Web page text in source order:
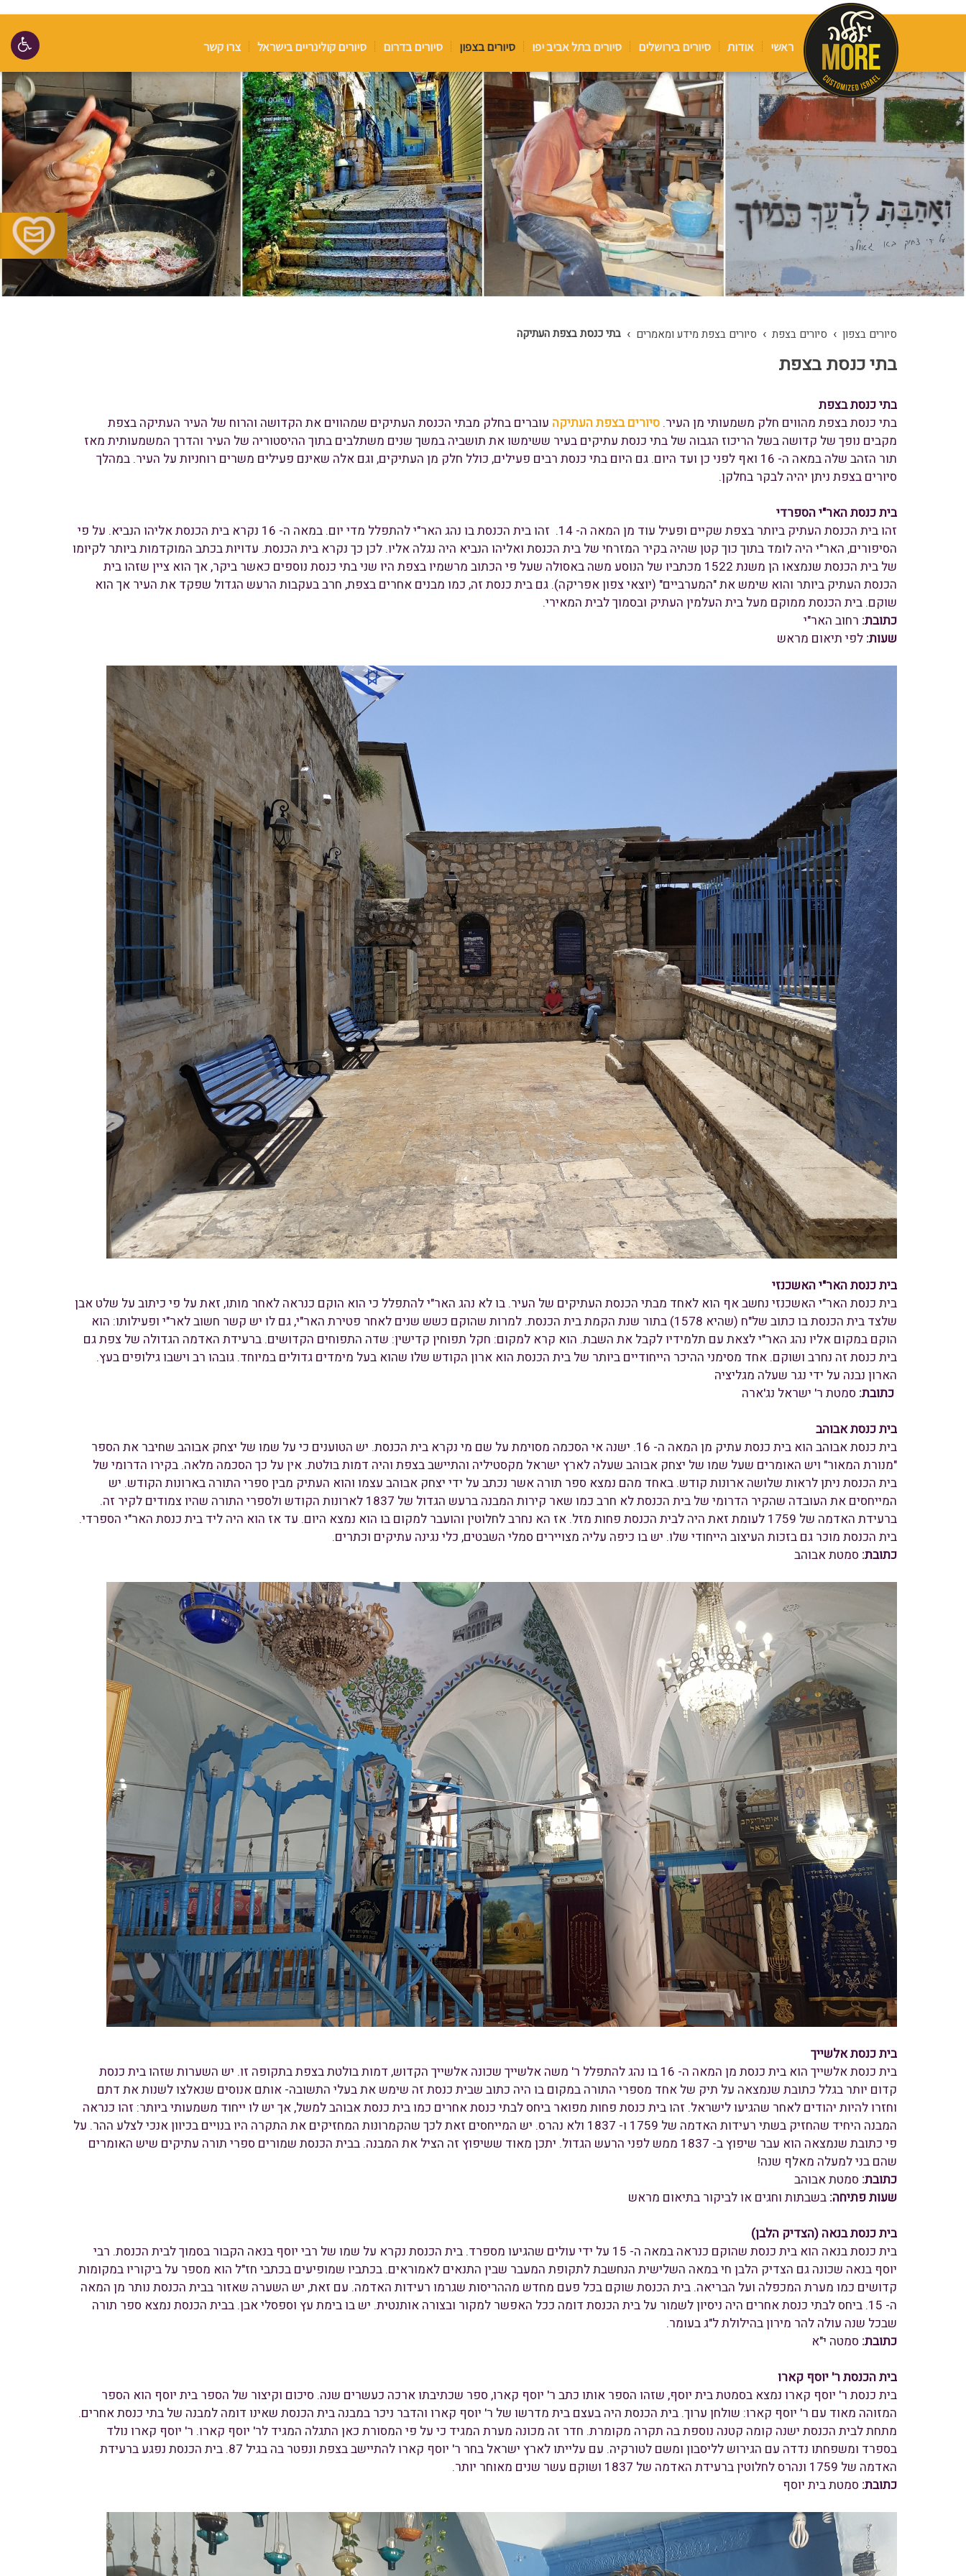
ראשי אודות סיורים בירושלים סיורים בתל אביב יפו סיורים בצפון סיורים בדרום סיורים קולינריים בישראל צרו קשר
סיורים בצפון › סיורים בצפת › סיורים בצפת מידע ומאמרים › בתי כנסת בצפת העתיקה
בתי כנסת בצפת
בתי כנסת בצפת
בתי כנסת בצפת מהווים חלק משמעותי מן העיר. סיורים בצפת העתיקה עוברים בחלק מבתי הכנסת העתיקים שמהווים את הקדושה והרוח של העיר העתיקה בצפת
מקבים נופך של קדושה בשל הריכוז הגבוה של בתי כנסת עתיקים בעיר ששימשו את תושביה במשך שנים משתלבים בתוך ההיסטוריה של העיר והדרך המשמעותית מאז
תור הזהב שלה במאה ה- 16 ואף לפני כן ועד היום. גם היום בתי כנסת רבים פעילים, כולל חלק מן העתיקים, וגם אלה שאינם פעילים משרים רוחניות על העיר. במהלך
סיורים בצפת ניתן יהיה לבקר בחלקן.
בית כנסת האר"י הספרדי
זהו בית הכנסת העתיק ביותר בצפת שקיים ופעיל עוד מן המאה ה- 14. זהו בית הכנסת בו נהג האר"י להתפלל מדי יום. במאה ה- 16 נקרא בית הכנסת אליהו הנביא. על פי
הסיפורים, האר"י היה לומד בתוך כוך קטן שהיה בקיר המזרחי של בית הכנסת ואליהו הנביא היה נגלה אליו. לכן כך נקרא בית הכנסת. עדויות בכתב המוקדמות ביותר לקיומו
של בית הכנסת שנמצאו הן משנת 1522 מכתביו של הנוסע משה באסולה שעל פי הכתוב מרשמיו בצפת היו שני בתי כנסת נוספים כאשר ביקר, אך הוא ציין שזהו בית
הכנסת העתיק ביותר והוא שימש את "המערביים" (יוצאי צפון אפריקה). גם בית כנסת זה, כמו מבנים אחרים בצפת, חרב בעקבות הרעש הגדול שפקד את העיר אך הוא
שוקם. בית הכנסת ממוקם מעל בית העלמין העתיק ובסמוך לבית המאירי.
כתובת: רחוב האר"י
שעות: לפי תיאום מראש
בית כנסת האר"י האשכנזי
בית כנסת האר"י האשכנזי נחשב אף הוא לאחד מבתי הכנסת העתיקים של העיר. בו לא נהג האר"י להתפלל כי הוא הוקם כנראה לאחר מותו, זאת על פי כיתוב על שלט אבן
שלצד בית הכנסת בו כתוב של"ח (שהיא 1578) בתור שנת הקמת בית הכנסת. למרות שהוקם כשש שנים לאחר פטירת האר"י, גם לו יש קשר חשוב לאר"י ופעילותו: הוא
הוקם במקום אליו נהג האר"י לצאת עם תלמידיו לקבל את השבת. הוא קרא למקום: חקל תפוחין קדישין: שדה התפוחים הקדושים. ברעידת האדמה הגדולה של צפת גם
בית כנסת זה נחרב ושוקם. אחד מסימני ההיכר הייחודיים ביותר של בית הכנסת הוא ארון הקודש שלו שהוא בעל מימדים גדולים במיוחד. גובהו רב וישבו גילופים בעץ.
הארון נבנה על ידי נגר שעלה מגליציה
כתובת: סמטת ר' ישראל נג'ארה
בית כנסת אבוהב
בית כנסת אבוהב הוא בית כנסת עתיק מן המאה ה- 16. ישנה אי הסכמה מסוימת על שם מי נקרא בית הכנסת. יש הטוענים כי על שמו של יצחק אבוהב שחיבר את הספר
"מנורת המאור" ויש האומרים שעל שמו של יצחק אבוהב שעלה לארץ ישראל מקסטיליה והתיישב בצפת והיה דמות בולטת. אין על כך הסכמה מלאה. בקירו הדרומי של
בית הכנסת ניתן לראות שלושה ארונות קודש. באחד מהם נמצא ספר תורה אשר נכתב על ידי יצחק אבוהב עצמו והוא העתיק מבין ספרי התורה בארונות הקודש. יש
המייחסים את העובדה שהקיר הדרומי של בית הכנסת לא חרב כמו שאר קירות המבנה ברעש הגדול של 1837 לארונות הקודש ולספרי התורה שהיו צמודים לקיר זה.
ברעידת האדמה של 1759 לעומת זאת היה לבית הכנסת פחות מזל. אז הא נחרב לחלוטין והועבר למקום בו הוא נמצא היום. עד אז הוא היה ליד בית כנסת האר"י הספרדי.
בית הכנסת מוכר גם בזכות העיצוב הייחודי שלו. יש בו כיפה עליה מצויירים סמלי השבטים, כלי נגינה עתיקים וכתרים.
כתובת: סמטת אבוהב
בית כנסת אלשייך
בית כנסת אלשייך הוא בית כנסת מן המאה ה- 16 בו נהג להתפלל ר' משה אלשייך שכונה אלשייך הקדוש, דמות בולטת בצפת בתקופה זו. יש השערות שזהו בית כנסת
קדום יותר בגלל כתובת שנמצאה על תיק של אחד מספרי התורה במקום בו היה כתוב שבית כנסת זה שימש את בעלי התשובה- אותם אנוסים שנאלצו לשנות את דתם
וחזרו להיות יהודים לאחר שהגיעו לישראל. זהו בית כנסת פחות מפואר ביחס לבתי כנסת אחרים כמו בית כנסת אבוהב למשל, אך יש לו ייחוד משמעותי ביותר: זהו כנראה
המבנה היחיד שהחזיק בשתי רעידות האדמה של 1759 ו- 1837 ולא נהרס. יש המייחסים זאת לכך שהקמרונות המחזיקים את התקרה היו בנויים בכיוון אנכי לצלע ההר. על
פי כתובת שנמצאה הוא עבר שיפוץ ב- 1837 ממש לפני הרעש הגדול. יתכן מאוד ששיפוץ זה הציל את המבנה. בבית הכנסת שמורים ספרי תורה עתיקים שיש האומרים
שהם בני למעלה מאלף שנה!
כתובת: סמטת אבוהב
שעות פתיחה: בשבתות וחגים או לביקור בתיאום מראש
בית כנסת בנאה (הצדיק הלבן)
בית כנסת בנאה הוא בית כנסת שהוקם כנראה במאה ה- 15 על ידי עולים שהגיעו מספרד. בית הכנסת נקרא על שמו של רבי יוסף בנאה הקבור בסמוך לבית הכנסת. רבי
יוסף בנאה שכונה גם הצדיק הלבן חי במאה השלישית הנחשבת לתקופת המעבר שבין התנאים לאמוראים. בכתביו שמופיעים בכתבי חז"ל הוא מספר על ביקוריו במקומות
קדושים כמו מערת המכפלה ועל הבריאה. בית הכנסת שוקם בכל פעם מחדש מההריסות שגרמו רעידות האדמה. עם זאת, יש השערה שאזור בבית הכנסת נותר מן המאה
ה- 15. ביחס לבתי כנסת אחרים היה ניסיון לשמור על בית הכנסת דומה ככל האפשר למקור ובצורה אותנטית. יש בו בימת עץ וספסלי אבן. בבית הכנסת נמצא ספר תורה
שבכל שנה עולה להר מירון בהילולת ל"ג בעומר.
כתובת: סמטה י"א
בית הכנסת ר' יוסף קארו
בית כנסת ר' יוסף קארו נמצא בסמטת בית יוסף, שזהו הספר אותו כתב ר' יוסף קארו, ספר שכתיבתו ארכה כעשרים שנה. סיכום וקיצור של הספר בית יוסף הוא הספר
המזוהה מאוד עם ר' יוסף קארו: שולחן ערוך. בית הכנסת היה בעצם בית מדרשו של ר' יוסף קארו והדבר ניכר במבנה בית הכנסת שאינו דומה למבנה של בתי כנסת אחרים.
מתחת לבית הכנסת ישנה קומה קטנה נוספת בה תקרה מקומרת. חדר זה מכונה מערת המגיד כי על פי המסורת כאן התגלה המגיד לר' יוסף קארו. ר' יוסף קארו נולד
בספרד ומשפחתו נדדה עם הגירוש לליסבון ומשם לטורקיה. עם עלייתו לארץ ישראל בחר ר' יוסף קארו להתיישב בצפת ונפטר בה בגיל 87. בית הכנסת נפגע ברעידת
האדמה של 1759 ונהרס לחלוטין ברעידת האדמה של 1837 ושוקם עשר שנים מאוחר יותר.
כתובת: סמטת בית יוסף